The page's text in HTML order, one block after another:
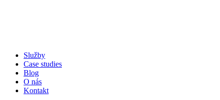
Služby
Case studies
Blog
O nás
Kontakt